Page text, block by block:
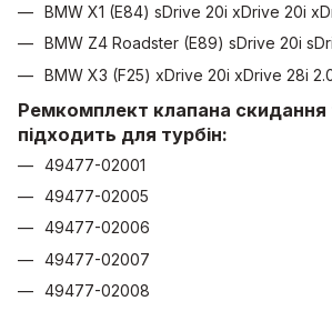
BMW X1 (E84) sDrive 20i xDrive 20i
BMW Z4 Roadster (E89) sDrive 20i
BMW X3 (F25) xDrive 20i xDrive 28i
Ремкомплект клапана скидання
підходить для турбін:
49477-02001
49477-02005
49477-02006
49477-02007
49477-02008